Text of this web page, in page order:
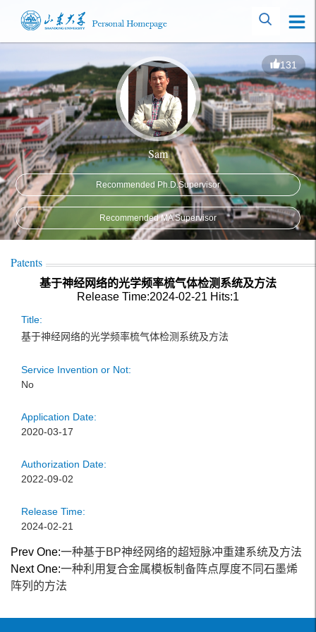
131
Sam
Recommended Ph.D.Supervisor
Recommended MA Supervisor
Patents
基于神经网络的光学频率梳气体检测系统及方法
Release Time:2024-02-21 Hits:1
Title:
基于神经网络的光学频率梳气体检测系统及方法
Service Invention or Not:
No
Application Date:
2020-03-17
Authorization Date:
2022-09-02
Release Time:
2024-02-21
Prev One:一种基于BP神经网络的超短脉冲重建系统及方法
Next One:一种利用复合金属模板制备阵点厚度不同石墨烯
阵列的方法